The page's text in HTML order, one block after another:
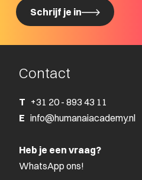
Schrijf je in
Contact
T +31 20 - 893 43 11
E info@humanaiacademy.nl
Heb je een vraag?
WhatsApp ons!